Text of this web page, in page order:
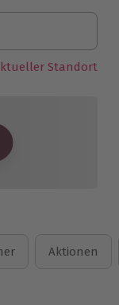
Angeboten ist
dabei.
Standort
Aktionen